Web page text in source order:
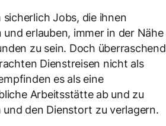
Jobs, die ihnen
erlauben, immer in der Nähe
zu sein. Doch überraschend
Dienstreisen nicht als
es als eine
Arbeitsstätte ab und zu
und den Dienstort zu verlagern.